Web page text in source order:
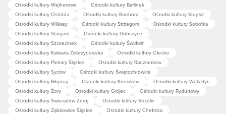
Ośrodki kultury Wejherowo
Ośrodki kultury Barlinek
Ośrodki kultury Ostróda
Ośrodki kultury Racibórz
Ośrodki kultury Słupsk
Ośrodki kultury Wilkasy
Ośrodki kultury Strzegom
Ośrodki kultury Sobótka
Ośrodki kultury Stargard
Ośrodki kultury Dobczyce
Ośrodki kultury Szczecinek
Ośrodki kultury Świdwin
Ośrodki kultury Kalwaria Zebrzydowska
Ośrodki kultury Olecko
Ośrodki kultury Piekary Śląskie
Ośrodki kultury Radzionków
Ośrodki kultury Syców
Ośrodki kultury Świętochłowice
Ośrodki kultury Biłgoraj
Ośrodki kultury Koniaków
Ośrodki kultury Wolsztyn
Ośrodki kultury Żory
Ośrodki kultury Grójec
Ośrodki kultury Rydułtowy
Ośrodki kultury Świeradów-Zdrój
Ośrodki kultury Strzelin
Ośrodki kultury Ząbkowice Śląskie
Ośrodki kultury Chełmża